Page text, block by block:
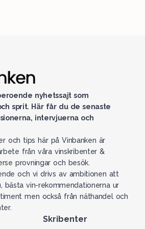
nyhetssajt som
sprit. Här får du de senaste
intervjuerna och
och tips här på Vinbanken är
från våra vinskribenter &
provningar och besök.
och vi drivs av ambitionen att
bästa vin-rekommendationerna ur
men också från näthandel och
Skribenter